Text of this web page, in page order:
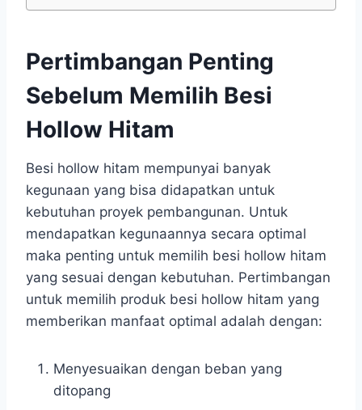
Pertimbangan Penting
Sebelum Memilih Besi
Hollow Hitam
Besi hollow hitam mempunyai banyak
kegunaan yang bisa didapatkan untuk
kebutuhan proyek pembangunan. Untuk
mendapatkan kegunaannya secara optimal
maka penting untuk memilih besi hollow hitam
yang sesuai dengan kebutuhan. Pertimbangan
untuk memilih produk besi hollow hitam yang
memberikan manfaat optimal adalah dengan:
Menyesuaikan dengan beban yang
ditopang